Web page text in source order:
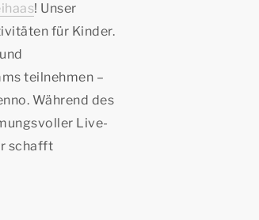
! Unser
für Kinder.
teilnehmen –
Während des
Live-
schafft